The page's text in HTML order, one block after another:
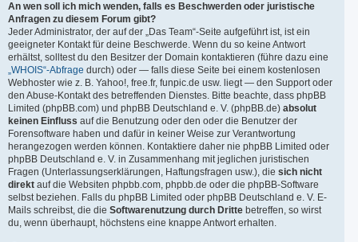
An wen soll ich mich wenden, falls es Beschwerden oder juristische
Anfragen zu diesem Forum gibt?
Jeder Administrator, der auf der „Das Team“-Seite aufgeführt ist, ist ein
geeigneter Kontakt für deine Beschwerde. Wenn du so keine Antwort
erhältst, solltest du den Besitzer der Domain kontaktieren (führe dazu eine
„WHOIS“-Abfrage durch) oder — falls diese Seite bei einem kostenlosen
Webhoster wie z. B. Yahoo!, free.fr, funpic.de usw. liegt — den Support oder
den Abuse-Kontakt des betreffenden Dienstes. Bitte beachte, dass phpBB
Limited (phpBB.com) und phpBB Deutschland e. V. (phpBB.de) absolut
keinen Einfluss auf die Benutzung oder den oder die Benutzer der
Forensoftware haben und dafür in keiner Weise zur Verantwortung
herangezogen werden können. Kontaktiere daher nie phpBB Limited oder
phpBB Deutschland e. V. in Zusammenhang mit jeglichen juristischen
Fragen (Unterlassungserklärungen, Haftungsfragen usw.), die sich nicht
direkt auf die Websiten phpbb.com, phpbb.de oder die phpBB-Software
selbst beziehen. Falls du phpBB Limited oder phpBB Deutschland e. V. E-
Mails schreibst, die die Softwarenutzung durch Dritte betreffen, so wirst
du, wenn überhaupt, höchstens eine knappe Antwort erhalten.